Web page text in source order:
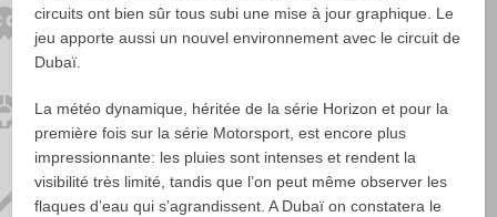
circuits ont bien sûr tous subi une mise à jour graphique. Le
jeu apporte aussi un nouvel environnement avec le circuit de
Dubaï.
La météo dynamique, héritée de la série Horizon et pour la
première fois sur la série Motorsport, est encore plus
impressionnante: les pluies sont intenses et rendent la
visibilité très limité, tandis que l’on peut même observer les
flaques d’eau qui s’agrandissent. A Dubaï on constatera le